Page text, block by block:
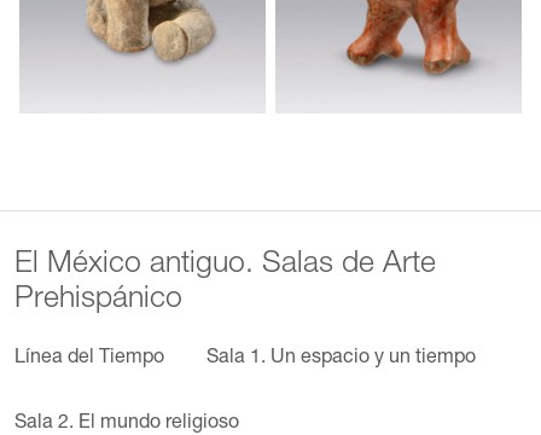
El México antiguo. Salas de Arte
Prehispánico
Línea del Tiempo Sala 1. Un espacio y un tiempo
Sala 2. El mundo religioso